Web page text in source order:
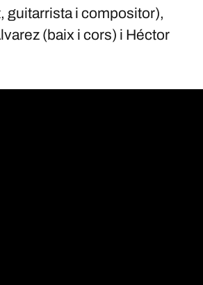
guitarrista i compositor),
(baix i cors) i Héctor